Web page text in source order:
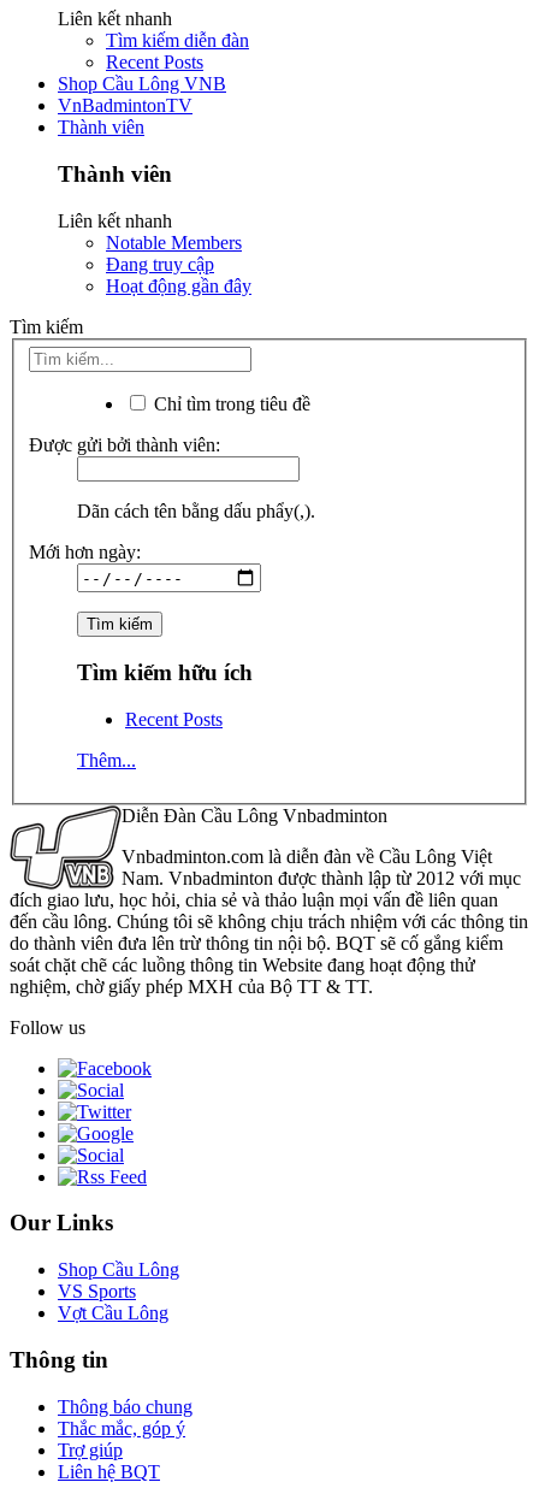
Liên kết nhanh
Tìm kiếm diễn đàn
Recent Posts
Shop Cầu Lông VNB
VnBadmintonTV
Thành viên
Thành viên
Liên kết nhanh
Notable Members
Đang truy cập
Hoạt động gần đây
Tìm kiếm
Chỉ tìm trong tiêu đề
Được gửi bởi thành viên:
Dãn cách tên bằng dấu phẩy(,).
Mới hơn ngày:
Tìm kiếm hữu ích
Recent Posts
Thêm...
Diễn Đàn Cầu Lông Vnbadminton
Vnbadminton.com là diễn đàn về Cầu Lông Việt
Nam. Vnbadminton được thành lập từ 2012 với mục
đích giao lưu, học hỏi, chia sẻ và thảo luận mọi vấn đề liên quan
đến cầu lông. Chúng tôi sẽ không chịu trách nhiệm với các thông tin
do thành viên đưa lên trừ thông tin nội bộ. BQT sẽ cố gắng kiểm
soát chặt chẽ các luồng thông tin Website đang hoạt động thử
nghiệm, chờ giấy phép MXH của Bộ TT & TT.
Follow us
Our Links
Shop Cầu Lông
VS Sports
Vợt Cầu Lông
Thông tin
Thông báo chung
Thắc mắc, góp ý
Trợ giúp
Liên hệ BQT